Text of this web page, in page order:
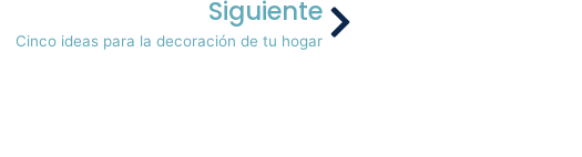
Siguiente
Cinco ideas para la decoración de tu hogar